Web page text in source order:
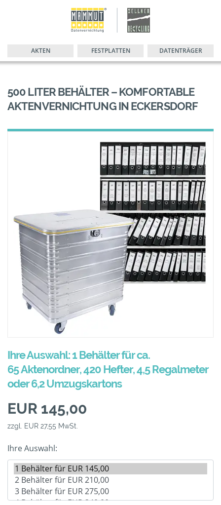
AKTEN FESTPLATTEN DATENTRÄGER
500 LITER BEHÄLTER – KOMFORTABLE
AKTENVERNICHTUNG IN ECKERSDORF
Ihre Auswahl: 1 Behälter für ca.
65 Aktenordner, 420 Hefter, 4,5 Regalmeter
oder 6,2 Umzugskartons
EUR 145,00
zzgl. EUR 27,55 MwSt.
Ihre Auswahl: